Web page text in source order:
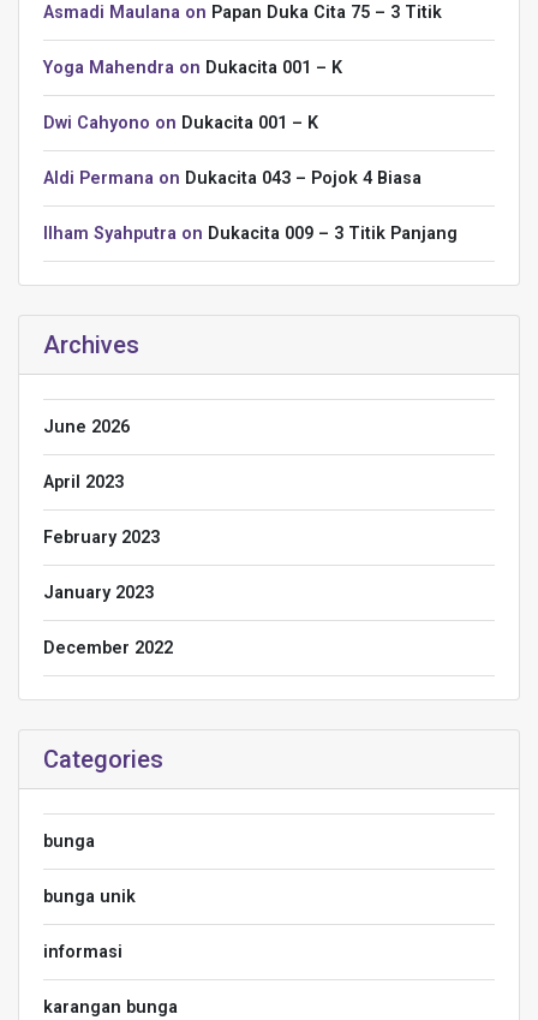
Asmadi Maulana on Papan Duka Cita 75 – 3 Titik
Yoga Mahendra on Dukacita 001 – K
Dwi Cahyono on Dukacita 001 – K
Aldi Permana on Dukacita 043 – Pojok 4 Biasa
Ilham Syahputra on Dukacita 009 – 3 Titik Panjang
Archives
June 2026
April 2023
February 2023
January 2023
December 2022
Categories
bunga
bunga unik
informasi
karangan bunga